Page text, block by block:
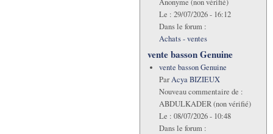
Le : 29/07/2026 - 16:12
Dans le forum :
Achats - ventes
vente basson Genuine
vente basson Genuine
ParAcya BIZIEUX
Nouveau commentaire de :
ABDULKADER (non vérifié)
Le : 08/07/2026 - 10:48
Dans le forum :